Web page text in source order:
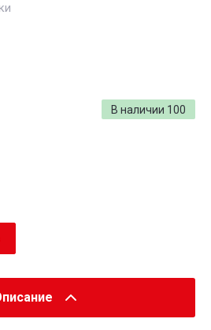
В наличии 100